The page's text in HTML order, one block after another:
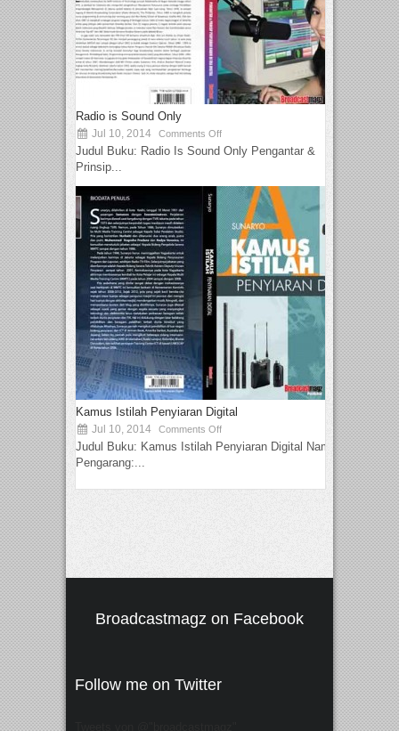
Radio is Sound Only
Jul 10, 2014 Comments Off
Judul Buku: Radio Is Sound Only Pengantar &
Prinsip...
Kamus Istilah Penyiaran Digital
Jul 10, 2014 Comments Off
Judul Buku: Kamus Istilah Penyiaran Digital Nama
Pengarang:...
Broadcastmagz on Facebook
Follow me on Twitter